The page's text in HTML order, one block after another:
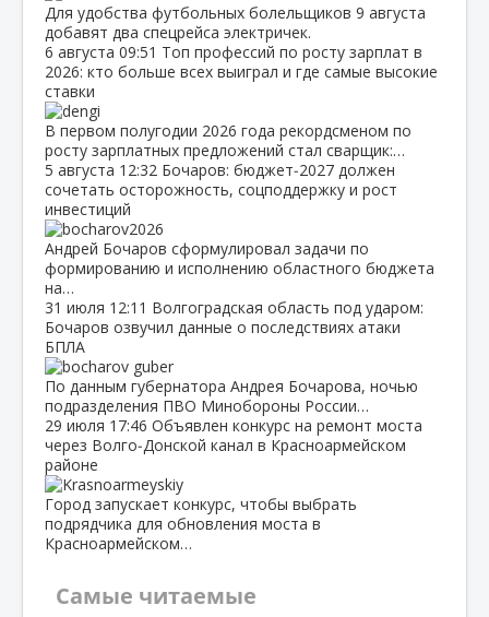
Для удобства футбольных болельщиков 9 августа
добавят два спецрейса электричек.
6 августа 09:51 Топ профессий по росту зарплат в
2026: кто больше всех выиграл и где самые высокие
ставки
В первом полугодии 2026 года рекордсменом по
росту зарплатных предложений стал сварщик:…
5 августа 12:32 Бочаров: бюджет‑2027 должен
сочетать осторожность, соцподдержку и рост
инвестиций
Андрей Бочаров сформулировал задачи по
формированию и исполнению областного бюджета
на…
31 июля 12:11 Волгоградская область под ударом:
Бочаров озвучил данные о последствиях атаки
БПЛА
По данным губернатора Андрея Бочарова, ночью
подразделения ПВО Минобороны России…
29 июля 17:46 Объявлен конкурс на ремонт моста
через Волго‑Донской канал в Красноармейском
районе
Город запускает конкурс, чтобы выбрать
подрядчика для обновления моста в
Красноармейском…
Самые читаемые